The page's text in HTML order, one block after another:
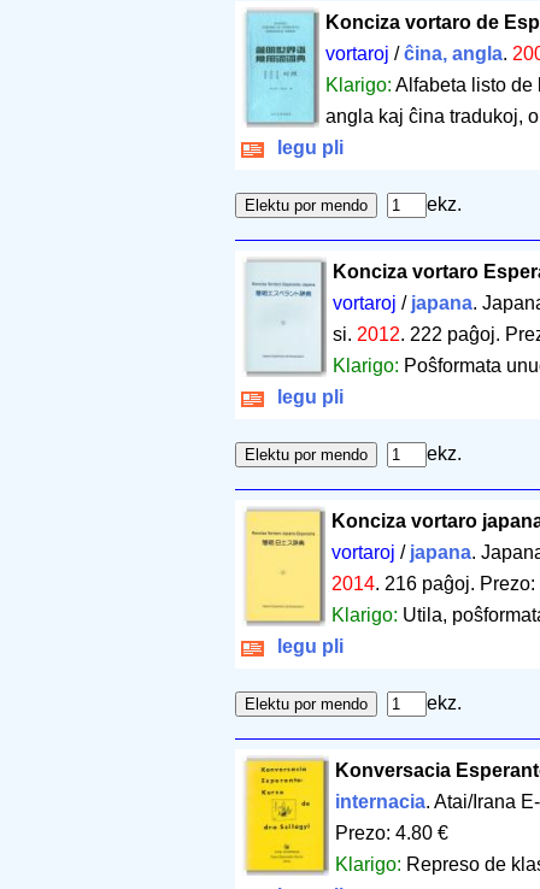
Konciza vortaro de
vortaroj /ĉina, angla.
Klarigo: Alfabeta listo de
angla kaj ĉina tradukoj,
legu pli
ekz.
Konciza vortaro
vortaroj / japana.
si. 2012. 222 paĝoj.
Klarigo: Poŝformata
legu pli
ekz.
Konciza vortaro
vortaroj / japana.
2014. 216 paĝoj.
Klarigo: Utila,
legu pli
ekz.
Konversacia
internacia. Atai/Irana
Prezo: 4.80 €
Klarigo: Represo de